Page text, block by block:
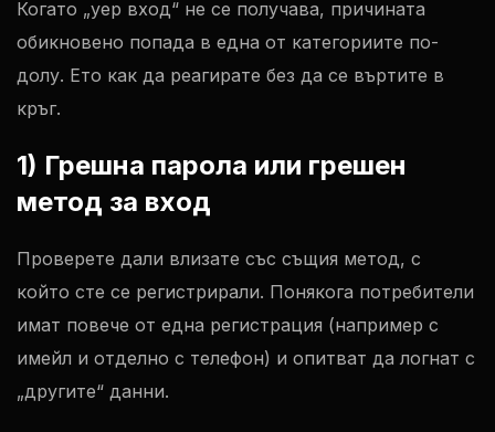
Когато „yep вход“ не се получава, причината
обикновено попада в една от категориите по-
долу. Ето как да реагирате без да се въртите в
кръг.
1) Грешна парола или грешен
метод за вход
Проверете дали влизате със същия метод, с
който сте се регистрирали. Понякога потребители
имат повече от една регистрация (например с
имейл и отделно с телефон) и опитват да логнат с
„другите“ данни.